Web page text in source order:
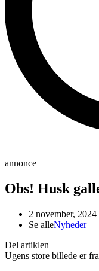
annonce
Obs! Husk
2 november, 2024
Se alleNyheder
Del artiklen
Ugens store billede er